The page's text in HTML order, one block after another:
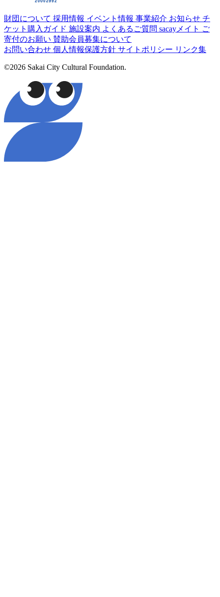
財団について 採用情報 イベント情報 事業紹介 お知らせ チ
ケット購入ガイド 施設案内 よくあるご質問 sacayメイト ご
寄付のお願い 賛助会員募集について
お問い合わせ 個人情報保護方針 サイトポリシー リンク集
©2026 Sakai City Cultural Foundation.